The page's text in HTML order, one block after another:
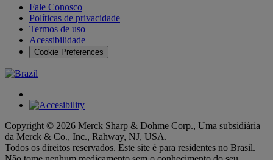
Fale Conosco
Políticas de privacidade
Termos de uso
Acessibilidade
Cookie Preferences
Copyright © 2026 Merck Sharp & Dohme Corp., Uma subsidiária
da Merck & Co., Inc., Rahway, NJ, USA.
Todos os direitos reservados. Este site é para residentes no Brasil.